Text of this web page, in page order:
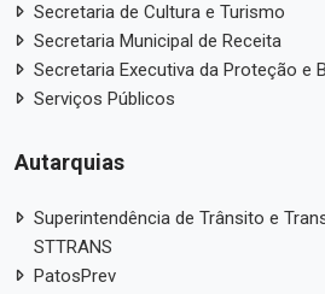
Secretaria de Cultura e Turismo
Secretaria Municipal de Receita
Secretaria Executiva da Proteção e
Serviços Públicos
Autarquias
Superintendência de Trânsito e
STTRANS
PatosPrev